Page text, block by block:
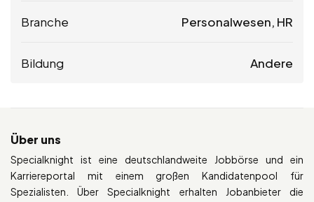
Branche Personalwesen, HR
Bildung Andere
Über uns
Specialknight ist eine deutschlandweite Jobbörse und ein
Karriereportal mit einem großen Kandidatenpool für
Spezialisten. Über Specialknight erhalten Jobanbieter die